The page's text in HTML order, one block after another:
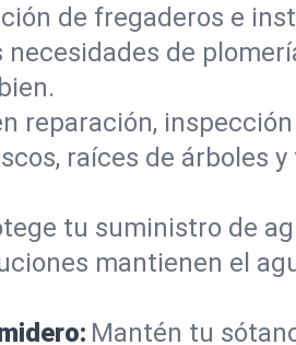
de fregaderos e
de
reparación,
raíces de árboles
tu suministro de
mantienen el
Mantén tu